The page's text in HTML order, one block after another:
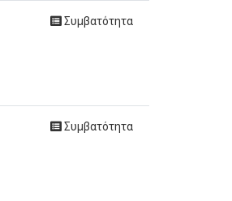
Συμβατότητα
Συμβατότητα